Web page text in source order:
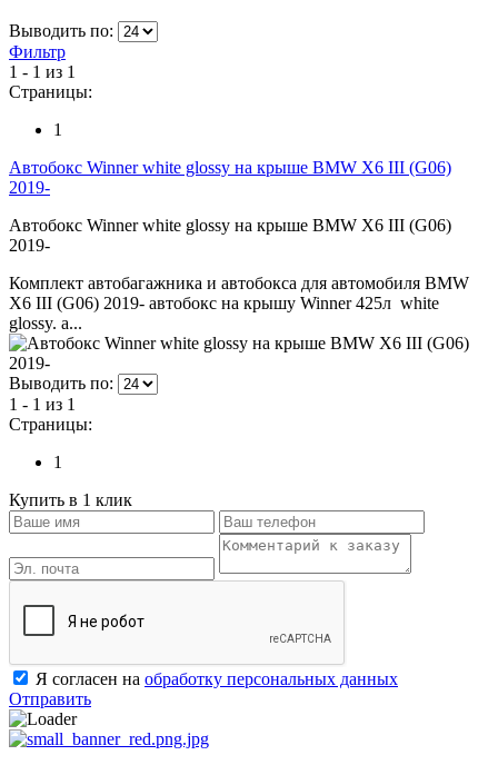
Выводить по:
Фильтр
1 - 1 из 1
Страницы:
1
Автобокс Winner white glossy на крыше BMW X6 III (G06)
2019-
Автобокс Winner white glossy на крыше BMW X6 III (G06)
2019-
Комплект автобагажника и автобокса для автомобиля BMW
X6 III (G06) 2019- автобокс на крышу Winner 425л white
glossy. а...
Выводить по:
1 - 1 из 1
Страницы:
1
Купить в 1 клик
Я согласен на обработку персональных данных
Отправить